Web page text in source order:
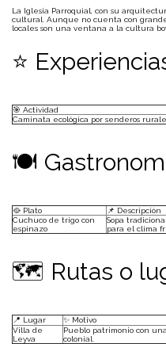
La Iglesia Parroquial, con su
cultural. Aunque no cuenta con
locales son una ventana a la cultura
⭐
🎯 Actividad
Caminata ecológica por senderos
🍽
🥘 Plato
📌 Descripción
Cuchuco de trigo con
espinazo
Sopa
para el clima
🗺 Rutas o
📍 Lugar
✨ Motivo
Villa de
Leyva
Pueblo patrimonio con
colonial.